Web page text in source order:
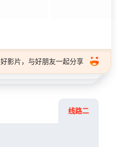
好影片，与好朋友一起分享
线路二